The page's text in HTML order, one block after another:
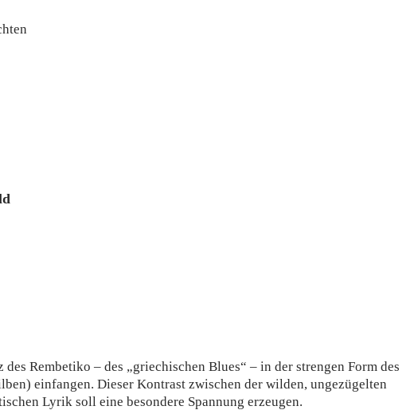
Rembetiko – des „griechischen Blues“ – in der strengen Form des
einfangen. Dieser Kontrast zwischen der wilden, ungezügelten
Lyrik soll eine besondere Spannung erzeugen.